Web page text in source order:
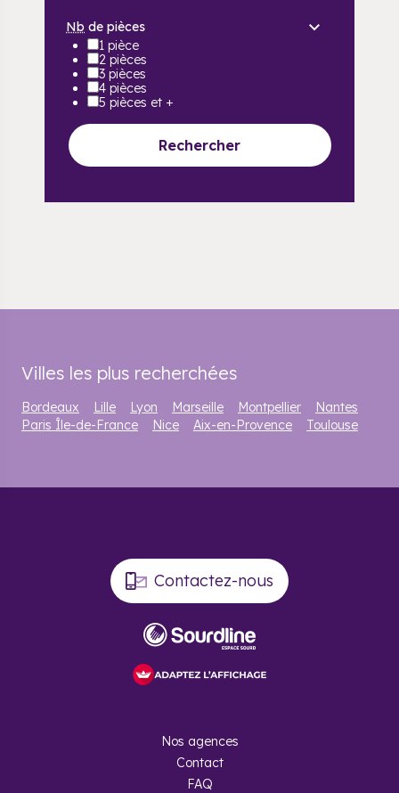
Nb de pièces
1 pièce
2 pièces
3 pièces
4 pièces
5 pièces et +
Rechercher
Villes les plus recherchées
Bordeaux Lille Lyon Marseille Montpellier
Nantes
Paris Île-de-France
Nice Aix-en-Provence Toulouse
Contactez-nous
Nos agences
Contact
FAQ